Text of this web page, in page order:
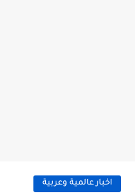
اخبار عالمية وعربية